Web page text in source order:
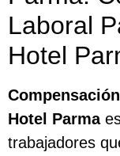
Laboral
Hotel
Hotel Parma
trabajadores